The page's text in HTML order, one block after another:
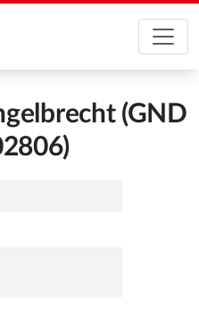
(GND